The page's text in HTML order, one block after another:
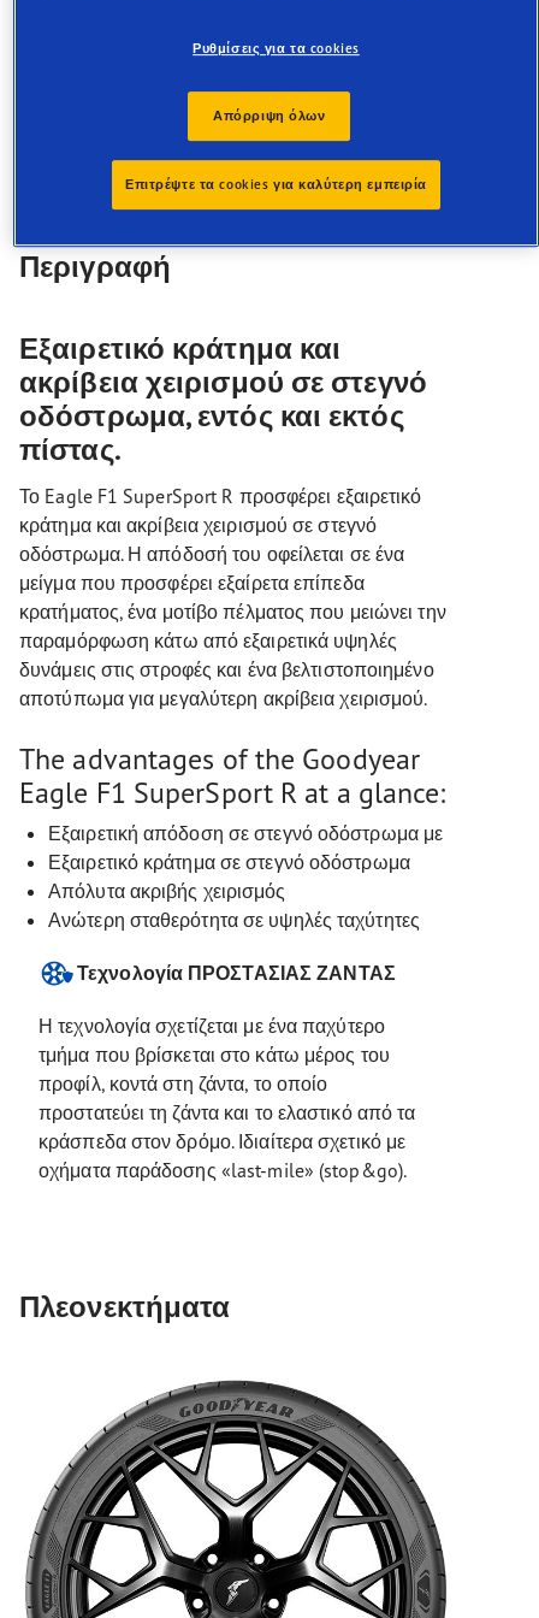
Ανώτερη σταθερότητα σε υψηλές ταχύτητες
Τεχνολογία ΠΡΟΣΤΑΣΙΑΣ ΖΑΝΤΑΣ
Περιγραφή
Εξαιρετικό κράτημα και
ακρίβεια χειρισμού σε στεγνό
οδόστρωμα, εντός και εκτός
πίστας.
Το Eagle F1 SuperSport R προσφέρει εξαιρετικό
κράτημα και ακρίβεια χειρισμού σε στεγνό
οδόστρωμα. Η απόδοσή του οφείλεται σε ένα
μείγμα που προσφέρει εξαίρετα επίπεδα
κρατήματος, ένα μοτίβο πέλματος που μειώνει την
παραμόρφωση κάτω από εξαιρετικά υψηλές
δυνάμεις στις στροφές και ένα βελτιστοποιημένο
αποτύπωμα για μεγαλύτερη ακρίβεια χειρισμού.
The advantages of the Goodyear
Eagle F1 SuperSport R at a glance:
Εξαιρετική απόδοση σε στεγνό οδόστρωμα με
Εξαιρετικό κράτημα σε στεγνό οδόστρωμα
Απόλυτα ακριβής χειρισμός
Ανώτερη σταθερότητα σε υψηλές ταχύτητες
Τεχνολογία ΠΡΟΣΤΑΣΙΑΣ ΖΑΝΤΑΣ
Η τεχνολογία σχετίζεται με ένα παχύτερο
τμήμα που βρίσκεται στο κάτω μέρος του
προφίλ, κοντά στη ζάντα, το οποίο
προστατεύει τη ζάντα και το ελαστικό από τα
κράσπεδα στον δρόμο. Ιδιαίτερα σχετικό με
οχήματα παράδοσης «last-mile» (stop&go).
Πλεονεκτήματα
Ρυθμίσεις για τα cookies
Απόρριψη όλων
Επιτρέψτε τα cookies για καλύτερη εμπειρία